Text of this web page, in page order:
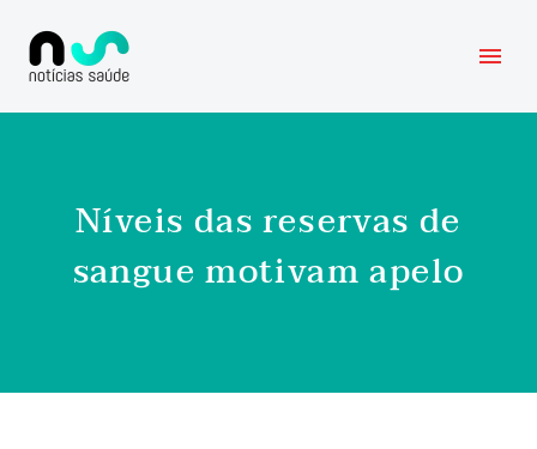
Níveis das reservas de
sangue motivam apelo